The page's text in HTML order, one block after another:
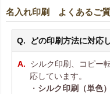
名入れ印刷 よくあるご
どの印刷方法に対応
シルク印刷、コピー
応しています。
・ シルク印刷（単色）